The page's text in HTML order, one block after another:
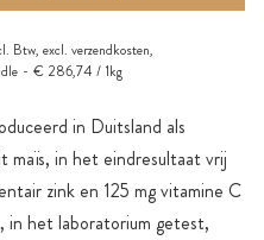
in Duitsland als
maïs, in het eindresultaat vrij
zink en 125 mg vitamine C
in het laboratorium getest,
Btw, excl. verzendkosten,
€ 286,74 / 1kg